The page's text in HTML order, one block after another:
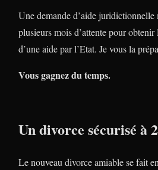
Une demande d’aide juridictionnelle
plusieurs mois d’attente pour obtenir
d’une aide par l’Etat. Je vous la
Vous gagnez du temps.
Un divorce sécurisé à
Le nouveau divorce amiable se fait